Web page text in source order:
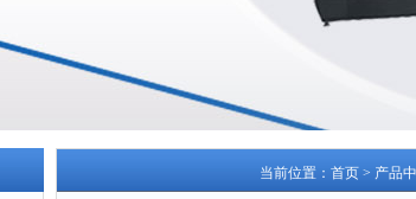
当前位置： 首页 > 产品